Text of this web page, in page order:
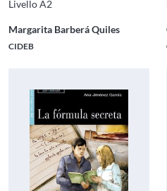
Livello A2
Margarita Barberá Quiles
CIDEB